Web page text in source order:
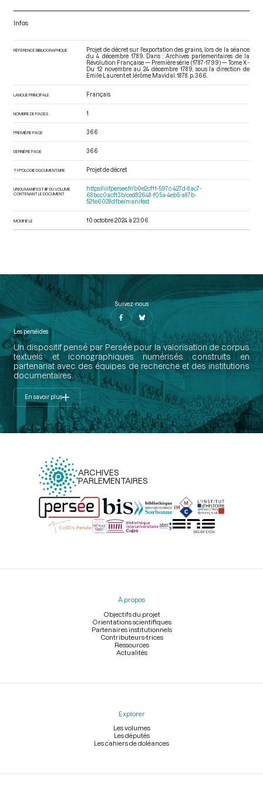
Infos
RÉFÉRENCE BIBLIOGRAPHIQUE
Projet de décret sur l'exportation des grains, lors de la séance
du 4 décembre 1789. Dans : Archives parlementaires de la
Révolution Française — Première série (1787-1799) — Tome X -
Du 12 novembre au 24 décembre 1789 , sous la direction de
Emile Laurent et Jérôme Mavidal. 1878. p. 366.
LANGUE PRINCIPALE Français
NOMBRE DE PAGES 1
PREMIÈRE PAGE 366
DERNIÈRE PAGE 366
TYPOLOGIE DOCUMENTAIRE Projet de décret
URI DU MANIFEST IIIF DU VOLUME
CONTENANT LE DOCUMENT
https://iiif.persee.fr/b0e2cf11-597c-427d-8ac7-
68bcc0acf13b/ced82648-f05a-4eb5-a87b-
521e6028d1be/manifest
MODIFIÉ LE 10 octobre 2024 à 23:06
Suivez-nous
Les perséides
Un dispositif pensé par Persée pour la valorisation de corpus
textuels et iconographiques numérisés construits en
partenariat avec des équipes de recherche et des institutions
documentaires.
En savoir plus
ARCHIVES
PARLEMENTAIRES
Menu
À propos
Objectifs du projet
Orientations scientifiques
Partenaires institutionnels
Contributeurs-trices
Ressources
Actualités
Explorer
Les volumes
Les députés
Les cahiers de doléances